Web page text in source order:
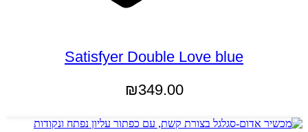
Satisfyer Double Love blue
₪349.00